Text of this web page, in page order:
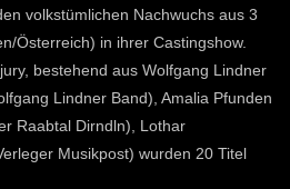
volkstümlichen Nachwuchs aus 3
Österreich) in ihrer Castingshow.
bestehend aus Wolfgang Lindner
Lindner Band), Amalia Pfunden
Raabtal Dirndln), Lothar
Musikpost) wurden 20 Titel